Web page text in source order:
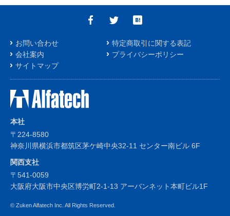
お問い合わせ
特定商取引に関する表記
会社案内
プライバシーポリシー
サイトマップ
本社
〒224-8580
神奈川県横浜市都筑区茅ケ崎中央32-11 センター南ビル 6F
関西支社
〒541-0059
大阪府大阪市中央区博労町2-1-13 アーバンネット本町ビル1F
© Zuken Alfatech Inc. All Rights Reserved.